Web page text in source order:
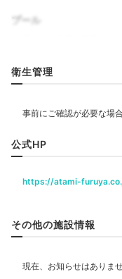
料理にA4和牛の鉄
は、金目鯛の煮つけ
アワビも牛ステーキもつ
盛られてとても可愛かっ
Onsen
プール
リラクゼーション
和室
和洋室 インタ
衛生管理
公式HP
https://atami-
その他の施設情報